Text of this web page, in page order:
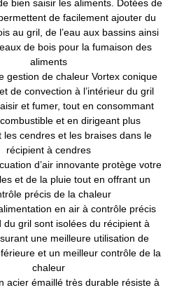
bien saisir les aliments. Dotées de
de facilement ajouter du
au gril, de l’eau aux bassins ainsi
de bois pour la fumaison des
aliments
gestion de chaleur Vortex conique
de convection à l’intérieur du gril
et fumer, tout en consommant
et en dirigeant plus
les cendres et les braises dans le
récipient à cendres
d’air innovante protège votre
et de la pluie tout en offrant un
précis de la chaleur
en air à contrôle précis
du gril sont isolées du récipient à
une meilleure utilisation de
et un meilleur contrôle de la
chaleur
acier émaillé très durable résiste à